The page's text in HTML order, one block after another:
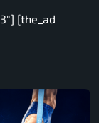
[the_ad